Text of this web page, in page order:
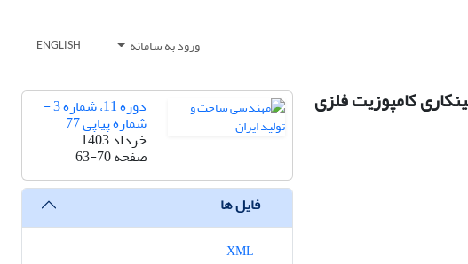
ورود به سامانه ENGLISH
کامپوزیت فلزی دوره 11، شماره 3 -
شماره پیاپی 77
خرداد 1403
صفحه63-70
فایل ها